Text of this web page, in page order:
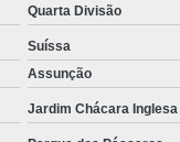
Quarta Divisão
Suíssa
Assunção
Jardim Chácara Inglesa